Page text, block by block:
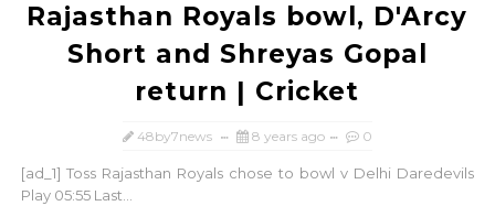
Rajasthan Royals bowl, D'Arcy
Short and Shreyas Gopal
return | Cricket
48by7news 8 years ago 0
[ad_1] Toss Rajasthan Royals chose to bowl v Delhi Daredevils
Play 05:55 Last...